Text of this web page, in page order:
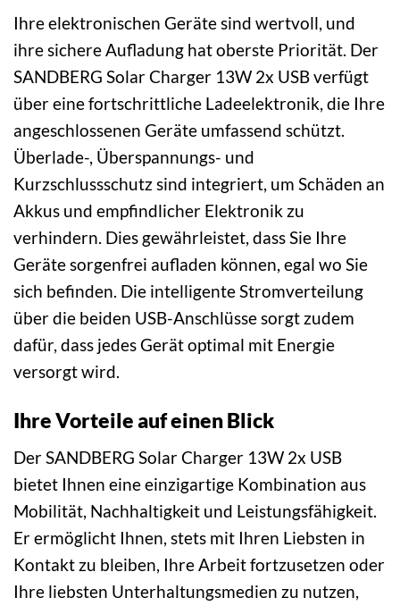
Ihre elektronischen Geräte sind wertvoll, und
ihre sichere Aufladung hat oberste Priorität. Der
SANDBERG Solar Charger 13W 2x USB verfügt
über eine fortschrittliche Ladeelektronik, die Ihre
angeschlossenen Geräte umfassend schützt.
Überlade-, Überspannungs- und
Kurzschlussschutz sind integriert, um Schäden an
Akkus und empfindlicher Elektronik zu
verhindern. Dies gewährleistet, dass Sie Ihre
Geräte sorgenfrei aufladen können, egal wo Sie
sich befinden. Die intelligente Stromverteilung
über die beiden USB-Anschlüsse sorgt zudem
dafür, dass jedes Gerät optimal mit Energie
versorgt wird.
Ihre Vorteile auf einen Blick
Der SANDBERG Solar Charger 13W 2x USB
bietet Ihnen eine einzigartige Kombination aus
Mobilität, Nachhaltigkeit und Leistungsfähigkeit.
Er ermöglicht Ihnen, stets mit Ihren Liebsten in
Kontakt zu bleiben, Ihre Arbeit fortzusetzen oder
Ihre liebsten Unterhaltungsmedien zu nutzen,